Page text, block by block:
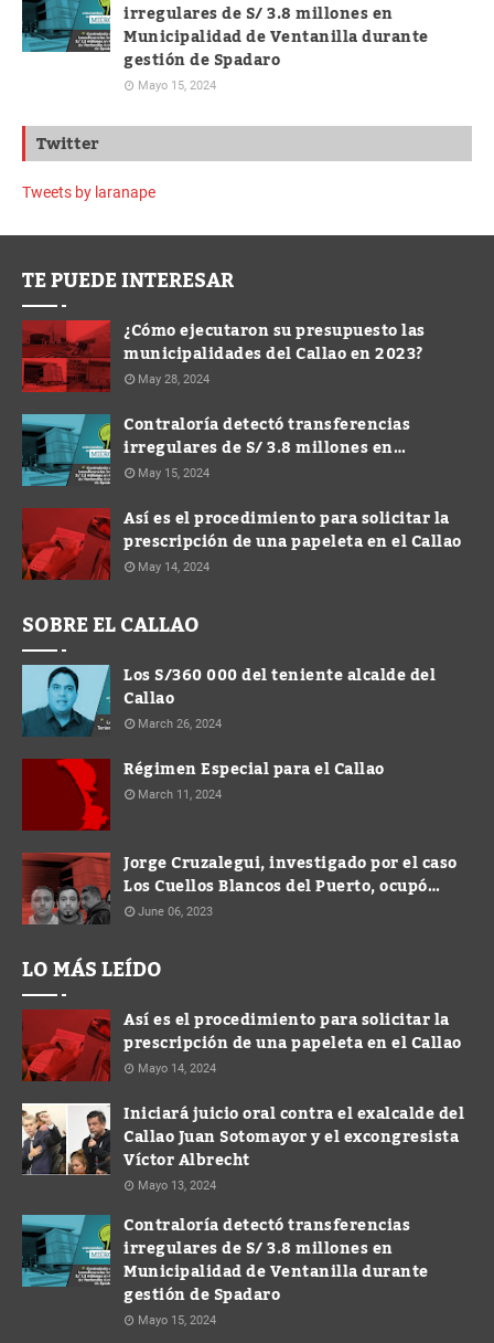
irregulares de S/ 3.8 millones en
Municipalidad de Ventanilla durante
gestión de Spadaro
Mayo 15, 2024
Twitter
Tweets by laranape
TE PUEDE INTERESAR
¿Cómo ejecutaron su presupuesto las
municipalidades del Callao en 2023?
May 28, 2024
Contraloría detectó transferencias
irregulares de S/ 3.8 millones en
Municipalidad de Ventanilla durante
May 15, 2024
Así es el procedimiento para solicitar la
prescripción de una papeleta en el Callao
May 14, 2024
SOBRE EL CALLAO
Los S/360 000 del teniente alcalde del
Callao
March 26, 2024
Régimen Especial para el Callao
March 11, 2024
Jorge Cruzalegui, investigado por el caso
Los Cuellos Blancos del Puerto, ocupó
cargo de Gerente en la Municipalidad de
June 06, 2023
LO MÁS LEÍDO
Así es el procedimiento para solicitar la
prescripción de una papeleta en el Callao
Mayo 14, 2024
Iniciará juicio oral contra el exalcalde del
Callao Juan Sotomayor y el excongresista
Víctor Albrecht
Mayo 13, 2024
Contraloría detectó transferencias
irregulares de S/ 3.8 millones en
Municipalidad de Ventanilla durante
gestión de Spadaro
Mayo 15, 2024